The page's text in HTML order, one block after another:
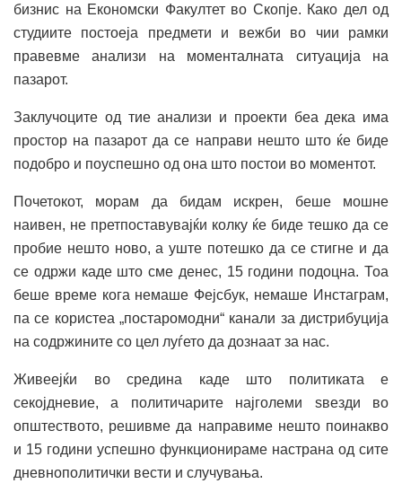
бизнис на Економски Факултет во Скопје. Како дел од
студиите постоеја предмети и вежби во чии рамки
правевме анализи на моменталната ситуација на
пазарот.
Заклучоците од тие анализи и проекти беа дека има
простор на пазарот да се направи нешто што ќе биде
подобро и поуспешно од она што постои во моментот.
Почетокот, морам да бидам искрен, беше мошне
наивен, не претпоставувајќи колку ќе биде тешко да се
пробие нешто ново, а уште потешко да се стигне и да
се одржи каде што сме денес, 15 години подоцна. Тоа
беше време кога немаше Фејсбук, немаше Инстаграм,
па се користеа „постаромодни“ канали за дистрибуција
на содржините со цел луѓето да дознаат за нас.
Живеејќи во средина каде што политиката е
секојдневие, а политичарите најголеми ѕвезди во
општеството, решивме да направиме нешто поинакво
и 15 години успешно функционираме настрана од сите
дневнополитички вести и случувања.